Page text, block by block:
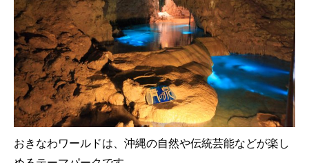
おきなわワールドは、沖縄の自然や伝統芸能などが楽し